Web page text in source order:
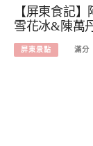
【屏東食記
雪花冰&陳萬
屏東景點 滿分